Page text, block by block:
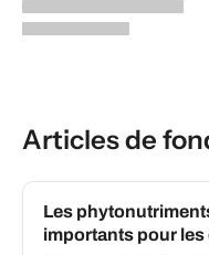
Articles de
Les
importants pour les